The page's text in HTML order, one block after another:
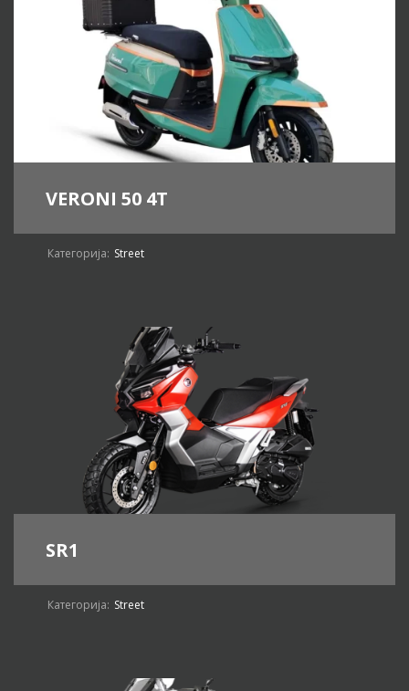
VERONI 50 4T
Категорија: Street
SR1
Категорија: Street